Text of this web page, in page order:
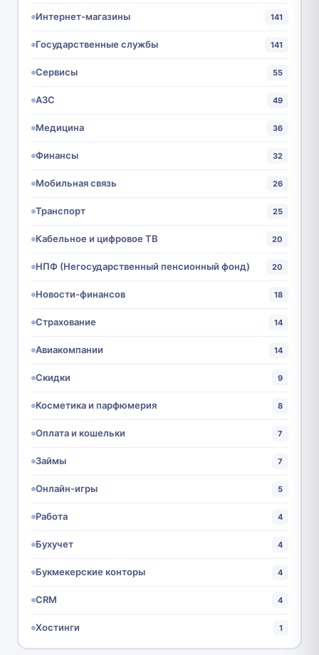
Интернет-магазины 141
Государственные службы 141
Сервисы 55
АЗС 49
Медицина 36
Финансы 32
Мобильная связь 26
Транспорт 25
Кабельное и цифровое ТВ 20
НПФ (Негосударственный пенсионный фонд) 20
Новости-финансов 18
Страхование 14
Авиакомпании 14
Скидки 9
Косметика и парфюмерия 8
Оплата и кошельки 7
Займы 7
Онлайн-игры 5
Работа 4
Бухучет 4
Букмекерские конторы 4
CRM 4
Хостинги 1